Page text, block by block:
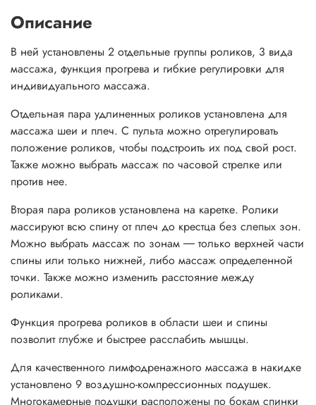
Описание
В ней установлены 2 отдельные группы роликов, 3 вида
массажа, функция прогрева и гибкие регулировки для
индивидуального массажа.
Отдельная пара удлиненных роликов установлена для
массажа шеи и плеч. С пульта можно отрегулировать
положение роликов, чтобы подстроить их под свой рост.
Также можно выбрать массаж по часовой стрелке или
против нее.
Вторая пара роликов установлена на каретке. Ролики
массируют всю спину от плеч до крестца без слепых зон.
Можно выбрать массаж по зонам ― только верхней части
спины или только нижней, либо массаж определенной
точки. Также можно изменить расстояние между
роликами.
Функция прогрева роликов в области шеи и спины
позволит глубже и быстрее расслабить мышцы.
Для качественного лимфодренажного массажа в накидке
установлено 9 воздушно-компрессионных подушек.
Многокамерные подушки расположены по бокам спинки